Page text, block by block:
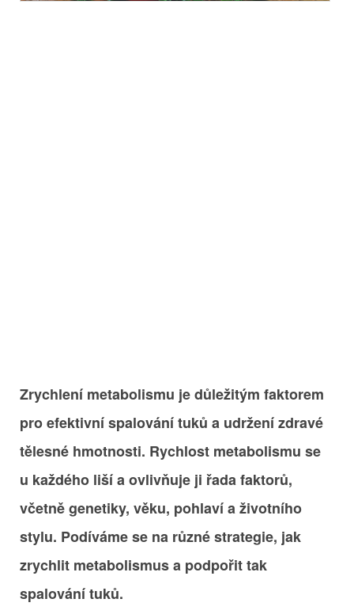
Zrychlení metabolismu je důležitým faktorem
pro efektivní spalování tuků a udržení zdravé
tělesné hmotnosti. Rychlost metabolismu se
u každého liší a ovlivňuje ji řada faktorů,
včetně genetiky, věku, pohlaví a životního
stylu. Podíváme se na různé strategie, jak
zrychlit metabolismus a podpořit tak
spalování tuků.